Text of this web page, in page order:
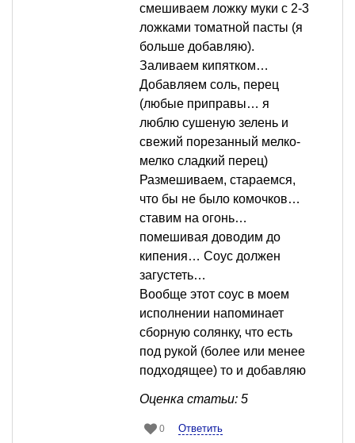
смешиваем ложку муки с 2-3
ложками томатной пасты (я
больше добавляю).
Заливаем кипятком…
Добавляем соль, перец
(любые приправы… я
люблю сушеную зелень и
свежий порезанный мелко-
мелко сладкий перец)
Размешиваем, стараемся,
что бы не было комочков…
ставим на огонь…
помешивая доводим до
кипения… Соус должен
загустеть…
Вообще этот соус в моем
исполнении напоминает
сборную солянку, что есть
под рукой (более или менее
подходящее) то и добавляю
Оценка статьи: 5
0 Ответить